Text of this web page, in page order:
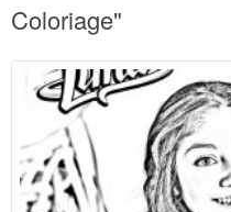
Coloriage"